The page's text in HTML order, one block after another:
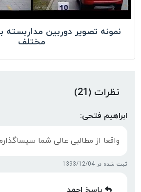
نمونه تصویر دوربین مداربسته
مختلف
نظرات (21)
ابراهیم فتحی:
واقعا از مطالبی عالی شما
ثبت شده در 1393/12/04